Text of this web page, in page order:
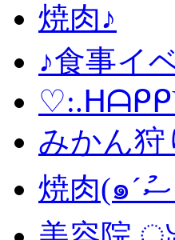
焼肉♪
♪食事イ
みかん狩